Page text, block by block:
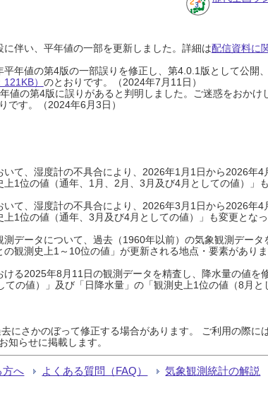
伴い、平年値の一部を更新しました。詳細は配信資料に
年値の第4版の一部誤りを修正し、第4.0.1版として公開
） のとおりです。（2024年7月11日）
値の第4版に誤りがあると判明しました。ご迷惑をおかけ
です。（2024年6月3日）
て、湿度計の不具合により、2026年1月1日から2026年
1位の値（通年、1月、2月、3月及び4月としての値）」
て、湿度計の不具合により、2026年3月1日から2026年
1位の値（通年、3月及び4月としての値）」も変更とな
データについて、過去（1960年以前）の気象観測デー
観測史上1～10位の値」が更新される地点・要素があり
る2025年8月11日の観測データを精査し、降水量の値
ての値）」及び「日降水量」の「観測史上1位の値（8月
にさかのぼって修正する場合があります。 ご利用の際に
知らせに掲載します。
方へ よくある質問（FAQ） 気象観測統計の解説